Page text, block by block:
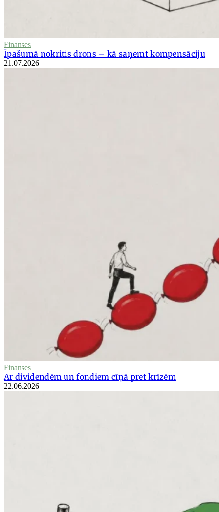
Finanses
Īpašumā nokritis drons – kā saņemt kompensāciju
21.07.2026
Finanses
Ar dividendēm un fondiem cīņā pret krīzēm
22.06.2026